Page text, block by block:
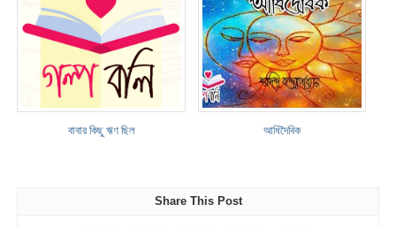
বাবার কিছু ঋণ ছিল আধিদৈবিক
Share This Post